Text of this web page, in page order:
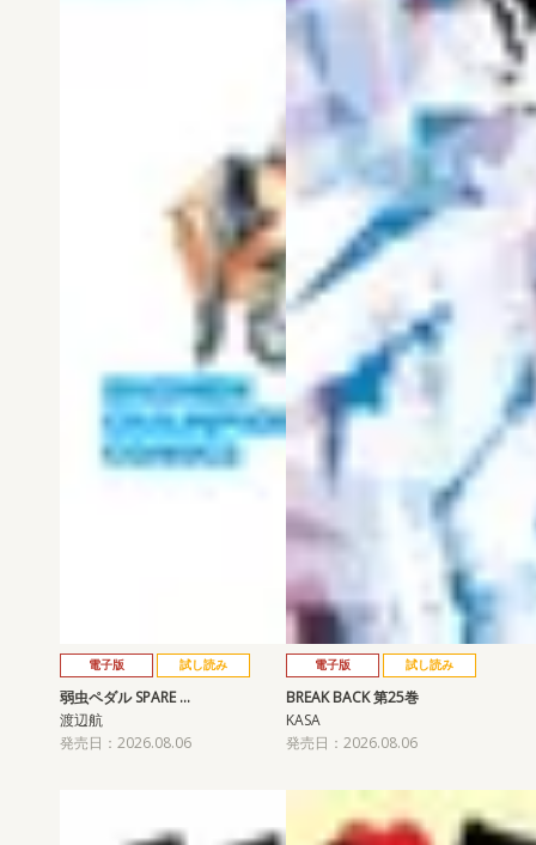
電子版 試し読み
弱虫ペダル SPARE …
渡辺航
発売日：2026.08.06
電子版 試し読み
BREAK BACK 第25巻
KASA
発売日：2026.08.06